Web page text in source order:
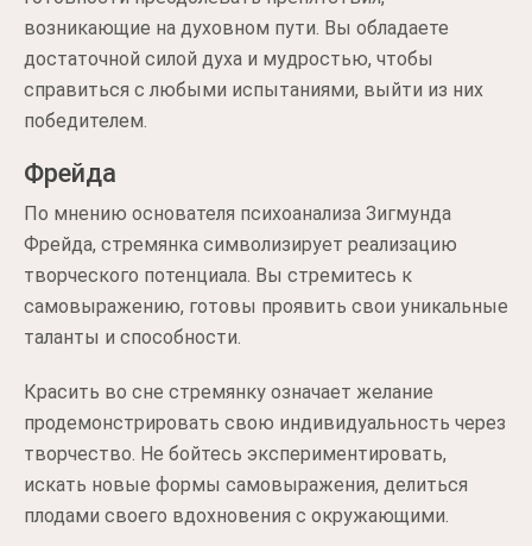
возникающие на духовном пути. Вы обладаете
достаточной силой духа и мудростью, чтобы
справиться с любыми испытаниями, выйти из них
победителем.
Фрейда
По мнению основателя психоанализа Зигмунда
Фрейда, стремянка символизирует реализацию
творческого потенциала. Вы стремитесь к
самовыражению, готовы проявить свои уникальные
таланты и способности.
Красить во сне стремянку означает желание
продемонстрировать свою индивидуальность через
творчество. Не бойтесь экспериментировать,
искать новые формы самовыражения, делиться
плодами своего вдохновения с окружающими.